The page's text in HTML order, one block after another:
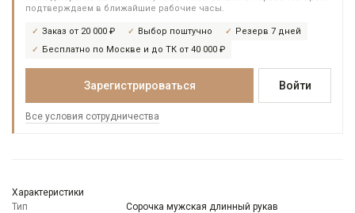
подтверждаем в ближайшие рабочие часы.
Заказ от 20 000 ₽ Выбор поштучно
Резерв 7 дней
Бесплатно по Москве и до ТК от 40 000 ₽
Зарегистрироваться Войти
Все условия сотрудничества
Характеристики
Тип
Сорочка мужская длинный рукав